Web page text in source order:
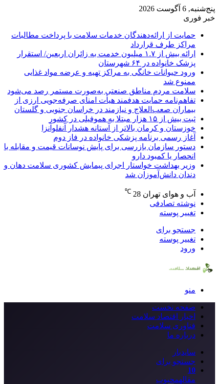
پنج‌شنبه, 6 آگوست 2026
خبر فوری
حمایت از ارائه‌دهندگان خدمات سلامت با پرداخت مطالبات
مراکز طرف قرارداد
ارائه بیش از ۱.۷ میلیون خدمت به زائران اربعین/ استقرار
پزشک خانواده در ۶۴ شهرستان
ورود حیوانات خانگی به مراکز تهیه و عرضه مواد غذایی
ممنوع شد
سلامت مردم مناطق صنعتی به‌صورت مستمر رصد می‌شود
تفاهم‌نامه حمایت هدفمند هیأت امنای صرفه‌جویی ارزی از
بیماران صعب‌العلاج و نیازمند در خراسان جنوبی و گلستان
ثبت بیش از ۱۵ هزار مبتلا به هموفیلی در کشور
خوزستان و کرمان بالاتر از آستانه هشدار آنفلوآنزا
آغاز رسمی برنامه پزشکی خانواده در فاز دوم
دستور سازمان بازرسی برای پایش نوسانات قیمت و مقابله با
انحصار یا کمبود دارو
وزیر بهداشت خواستار اجرای پیمایش کشوری سلامت دهان و
دندان دانش‌آموزان شد
آب و هوای تهران 28
℃
نوشته تصادفی
تغییر پوسته
جستجو برای
تغییر پوسته
ورود
منو
صفحه نخست
اخبار اقتصاد سلامت
فناوری سلامت
درباره ما
سایدبار
جستجو برای
10
مقالهمحبوب